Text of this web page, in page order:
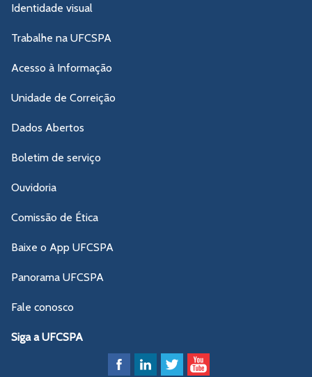
Identidade visual
Trabalhe na UFCSPA
Acesso à Informação
Unidade de Correição
Dados Abertos
Boletim de serviço
Ouvidoria
Comissão de Ética
Baixe o App UFCSPA
Panorama UFCSPA
Fale conosco
Siga a UFCSPA